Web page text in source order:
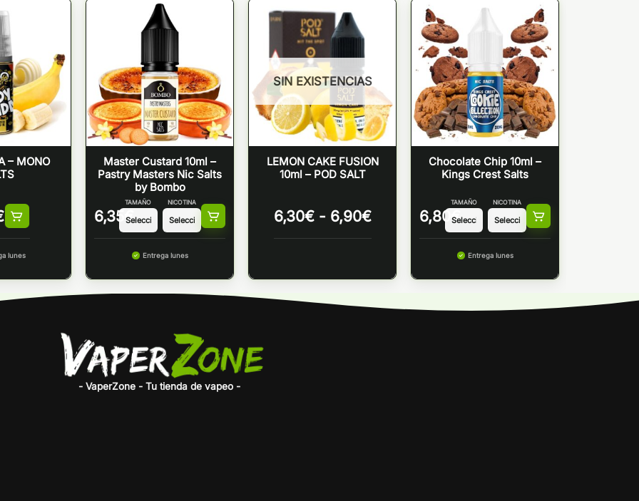
– MONO
lunes
Master Custard 10ml –
Pastry Masters Nic Salts
by Bombo
6,35 €
TAMAÑO NICOTINA
Entrega lunes
SIN EXISTENCIAS
LEMON CAKE FUSION
10ml – POD SALT
6,30€ - 6,90€Rango
6,30€
6,90€
Chocolate Chip 10ml –
Kings Crest Salts
6,80 €
TAMAÑO NICOTINA
Entrega lunes
- VaperZone - Tu tienda de vapeo -